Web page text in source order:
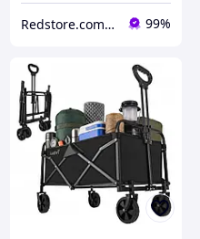
Redstore.com.ua 99%